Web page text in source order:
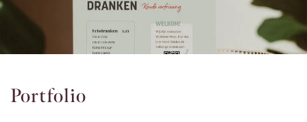
Portfolio